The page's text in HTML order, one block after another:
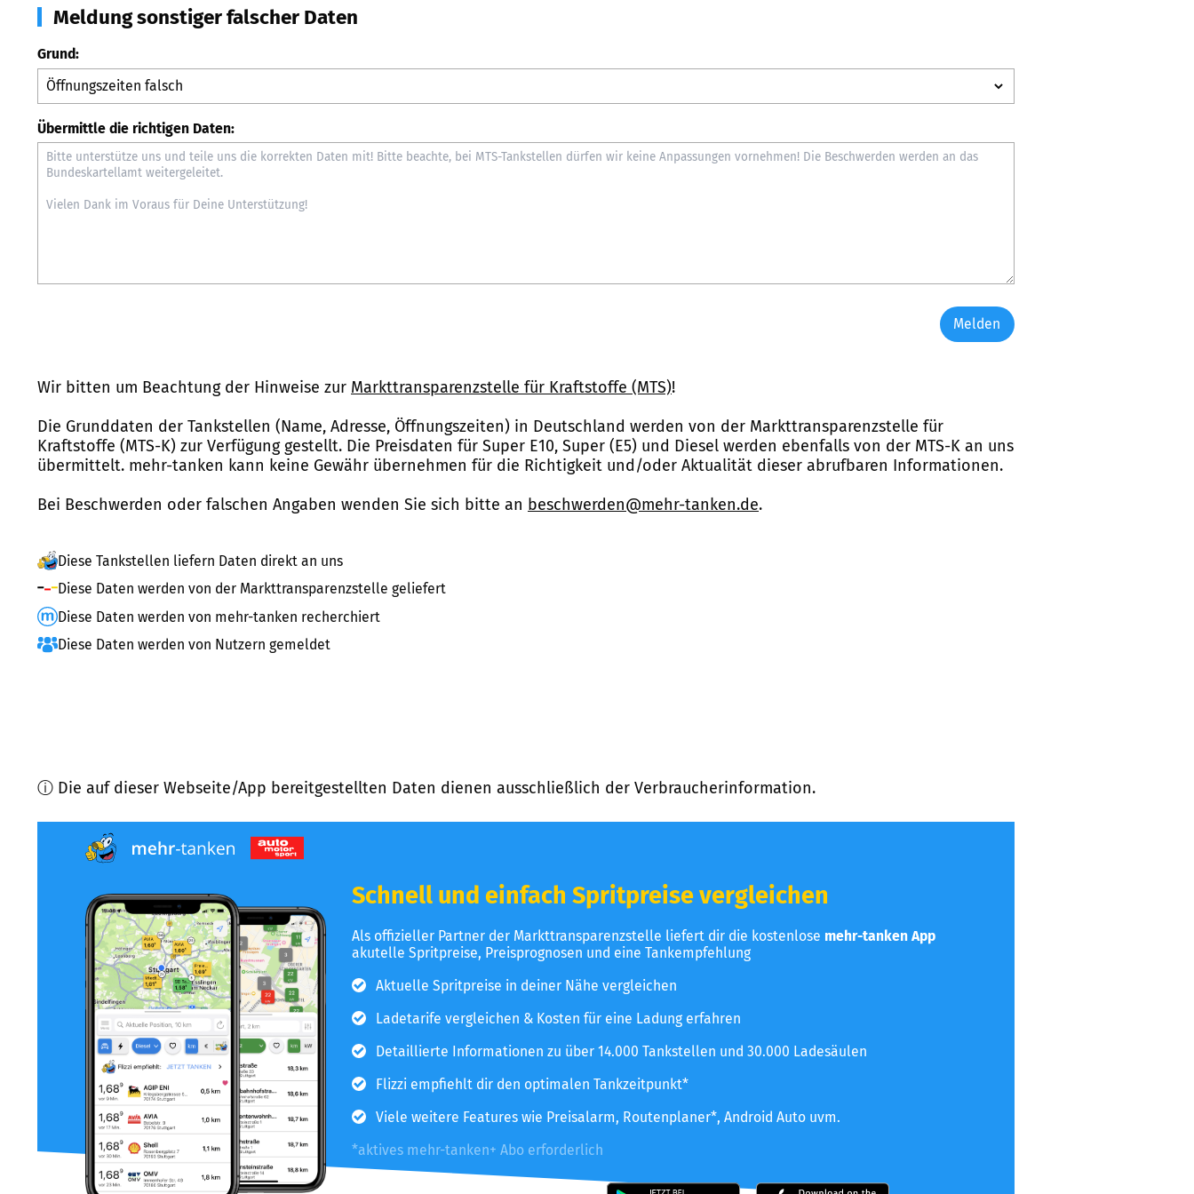
Meldung sonstiger falscher Daten
Grund:
Übermittle die richtigen Daten:
Melden
Wir bitten um Beachtung der Hinweise zur Markttransparenzstelle für Kraftstoffe (MTS)!
Die Grunddaten der Tankstellen (Name, Adresse, Öffnungszeiten) in Deutschland werden von der Markttransparenzstelle für
Kraftstoffe (MTS-K) zur Verfügung gestellt. Die Preisdaten für Super E10, Super (E5) und Diesel werden ebenfalls von der MTS-K an uns
übermittelt. mehr-tanken kann keine Gewähr übernehmen für die Richtigkeit und/oder Aktualität dieser abrufbaren Informationen.
Bei Beschwerden oder falschen Angaben wenden Sie sich bitte an beschwerden@mehr-tanken.de.
Diese Tankstellen liefern Daten direkt an uns
Diese Daten werden von der Markttransparenzstelle geliefert
Diese Daten werden von mehr-tanken recherchiert
Diese Daten werden von Nutzern gemeldet
ⓘ Die auf dieser Webseite/App bereitgestellten Daten dienen ausschließlich der Verbraucherinformation.
Schnell und einfach Spritpreise vergleichen
Als offizieller Partner der Markttransparenzstelle liefert dir die kostenlose mehr-tanken App
akutelle Spritpreise, Preisprognosen und eine Tankempfehlung
Aktuelle Spritpreise in deiner Nähe vergleichen
Ladetarife vergleichen & Kosten für eine Ladung erfahren
Detaillierte Informationen zu über 14.000 Tankstellen und 30.000 Ladesäulen
Flizzi empfiehlt dir den optimalen Tankzeitpunkt*
Viele weitere Features wie Preisalarm, Routenplaner*, Android Auto uvm.
*aktives mehr-tanken+ Abo erforderlich